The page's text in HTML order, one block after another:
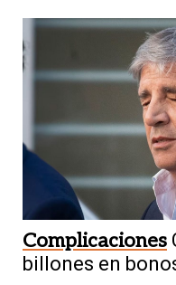
Complicaciones
billones en